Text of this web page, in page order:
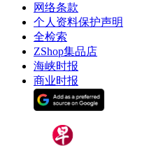
网络条款
个人资料保护声明
全检索
ZShop集品店
海峡时报
商业时报